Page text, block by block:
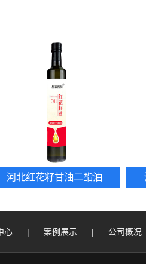
河北红花籽甘油二酯油
心 | 案例展示 | 公司概况